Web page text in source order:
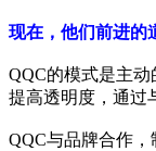
现在，他们前进的
QQC的模式是主
提高透明度，通过
QQC与品牌合作